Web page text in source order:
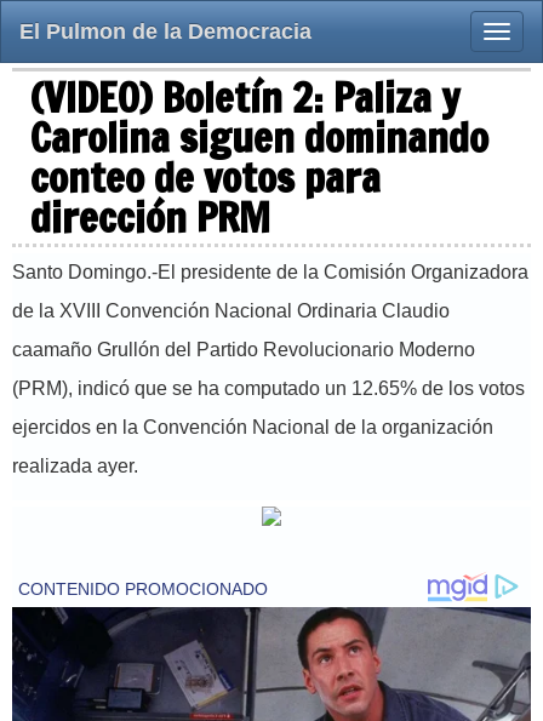
Toggle
El Pulmon de la Democracia
(VIDEO) Boletín 2: Paliza y
Carolina siguen dominando
conteo de votos para
dirección PRM
Santo Domingo.-El presidente de la Comisión Organizadora
de la XVIII Convención Nacional Ordinaria Claudio
caamaño Grullón del Partido Revolucionario Moderno
(PRM), indicó que se ha computado un 12.65% de los votos
ejercidos en la Convención Nacional de la organización
realizada ayer.